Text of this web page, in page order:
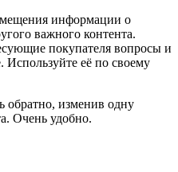
информации о
важного контента.
покупателя вопросы и
Используйте её по своему
обратно, изменив одну
Очень удобно.